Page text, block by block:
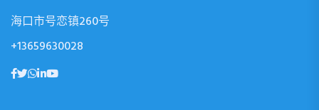
海口市号恋镇260号
+13659630028